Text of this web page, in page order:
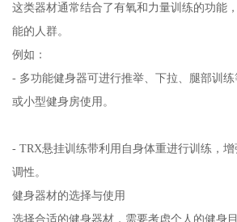
这类器材通常结合了有氧和力量训练的功能
能的人群。
例如：
- 多功能健身器可进行推举、下拉、腿部训
或小型健身房使用。
- TRX悬挂训练带利用自身体重进行训练，
调性。
健身器材的选择与使用
选择合适的健身器材，需要考虑个人的健身